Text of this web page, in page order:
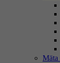
Mäta